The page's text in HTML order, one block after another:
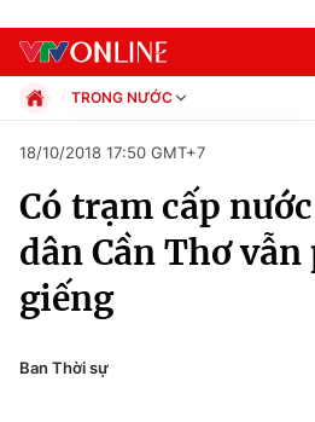
Chuyên mục
Chính trị
TRONG NƯỚC
Xã hội
Pháp luật
Kinh tế
Thể thao
Truyền hình
Văn hóa - Giải trí
Đời sống
18/10/2018 17:50 GMT+7
Có trạm cấp
dân Cần Thơ
giếng
Ban Thời sự